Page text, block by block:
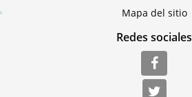
Mapa del sitio
Redes sociales